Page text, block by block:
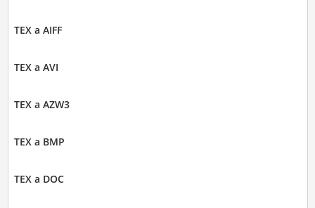
TEX a AIFF
TEX a AVI
TEX a AZW3
TEX a BMP
TEX a DOC